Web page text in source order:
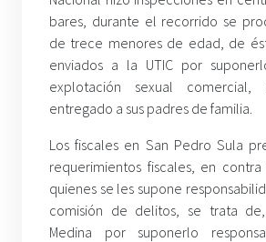
bares, durante el recorrido se
de trece menores de edad, de
enviados a la UTIC por
explotación sexual
entregado a sus padres de familia.
Los fiscales en San Pedro Sula
requerimientos fiscales, en
quienes se les supone
comisión de delitos, se trata de,
Medina por suponerlo